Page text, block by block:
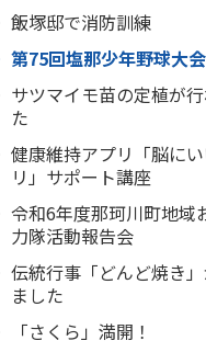
飯塚邸で消防訓練
第75回塩那少年野球大会
サツマイモ苗の定植が
た
健康維持アプリ「脳に
リ」サポート講座
令和6年度那珂川町地域
力隊活動報告会
伝統行事「どんど焼き
ました
「さくら」満開！